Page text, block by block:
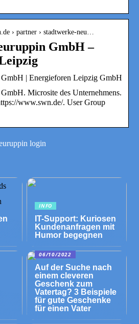
› partner › stadtwerke-neu…
GmbH –
| Energieforen Leipzig GmbH
Microsite des Unternehmens.
www.swn.de/. User Group
login
INFO
IT-Support: Kuriosen
Kundenanfragen mit
Humor begegnen
06/10/2022
Auf der Suche nach
einem cleveren
Geschenk zum
Vatertag? 3 Beispiele
für gute Geschenke
für einen Vater